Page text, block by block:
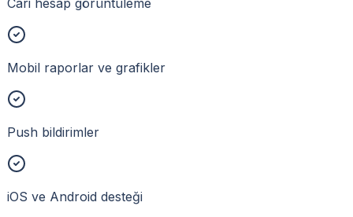
Mobil raporlar ve grafikler
Push bildirimler
iOS ve Android desteği